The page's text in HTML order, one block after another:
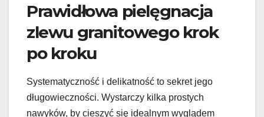
Prawidłowa pielęgnacja
zlewu granitowego krok
po kroku
Systematyczność i delikatność to sekret jego
długowieczności. Wystarczy kilka prostych
nawyków, by cieszyć się idealnym wyglądem